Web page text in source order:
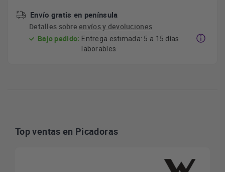
Envío gratis en península
Detalles sobreenvíos y devoluciones
Bajo pedido: Entrega estimada: 5 a 15 días
laborables
Top ventas en Picadoras